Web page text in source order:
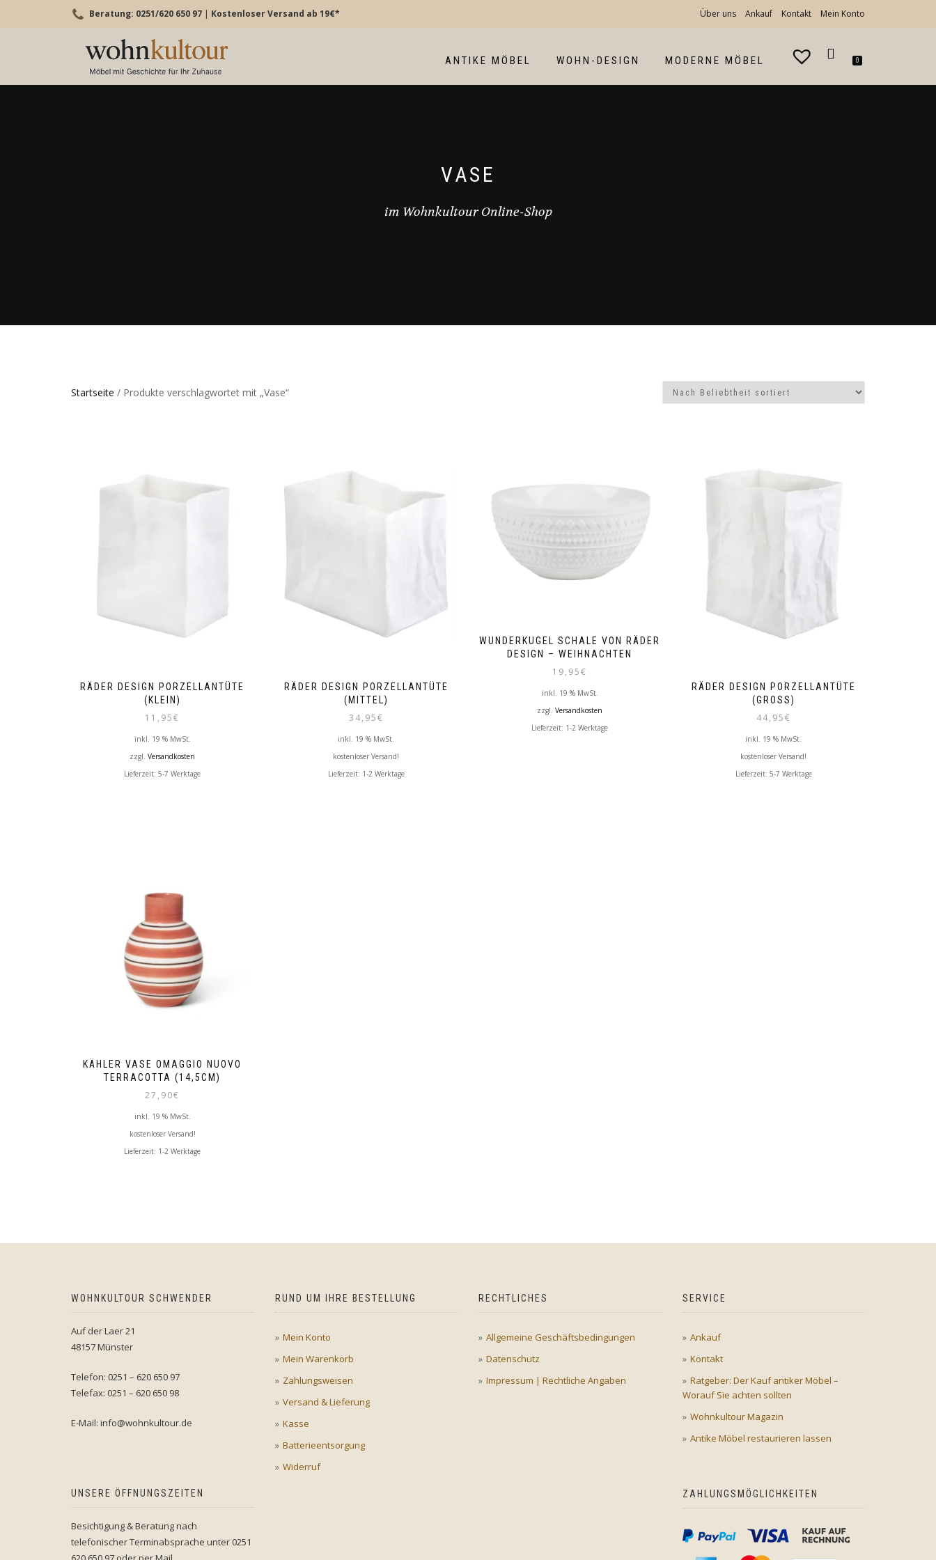
Beratung: 0251/620 650 97 | Kostenloser Versand ab 19€* Über uns Ankauf Kontakt Mein Konto
ANTIKE MÖBEL WOHN-DESIGN MODERNE MÖBEL 0
VASE
im Wohnkultour Online-Shop
Startseite / Produkte verschlagwortet mit „Vase“
RÄDER DESIGN PORZELLANTÜTE
(KLEIN)
11,95€
inkl. 19 % MwSt.
zzgl.Versandkosten
Lieferzeit:5-7 Werktage
RÄDER DESIGN PORZELLANTÜTE
(MITTEL)
34,95€
inkl. 19 % MwSt.
kostenloser Versand!
Lieferzeit: 1-2 Werktage
WUNDERKUGEL SCHALE VON RÄDER
DESIGN – WEIHNACHTEN
19,95€
inkl. 19 % MwSt.
zzgl.Versandkosten
Lieferzeit: 1-2 Werktage
RÄDER DESIGN PORZELLANTÜTE
(GROSS)
44,95€
inkl. 19 % MwSt.
kostenloser Versand!
Lieferzeit: 5-7 Werktage
KÄHLER VASE OMAGGIO NUOVO
TERRACOTTA (14,5CM)
27,90€
inkl. 19 % MwSt.
kostenloser Versand!
Lieferzeit: 1-2 Werktage
WOHNKULTOUR SCHWENDER
Auf der Laer 21
48157 Münster
Telefon: 0251 – 620 650 97
Telefax: 0251 – 620 650 98
E-Mail: info@wohnkultour.de
UNSERE ÖFFNUNGSZEITEN
Besichtigung & Beratung nach
telefonischer Terminabsprache unter 0251
RUND UM IHRE BESTELLUNG
Mein Konto
Mein Warenkorb
Zahlungsweisen
Versand & Lieferung
Kasse
Batterieentsorgung
Widerruf
RECHTLICHES
Allgemeine Geschäftsbedingungen
Datenschutz
Impressum | Rechtliche Angaben
SERVICE
Ankauf
Kontakt
Ratgeber: Der Kauf antiker Möbel –
Worauf Sie achten sollten
Wohnkultour Magazin
Antike Möbel restaurieren lassen
ZAHLUNGSMÖGLICHKEITEN